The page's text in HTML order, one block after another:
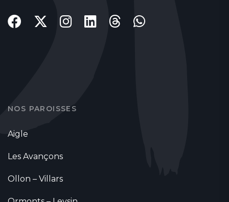
NOS PAROISSES
Aigle
Les Avançons
Ollon – Villars